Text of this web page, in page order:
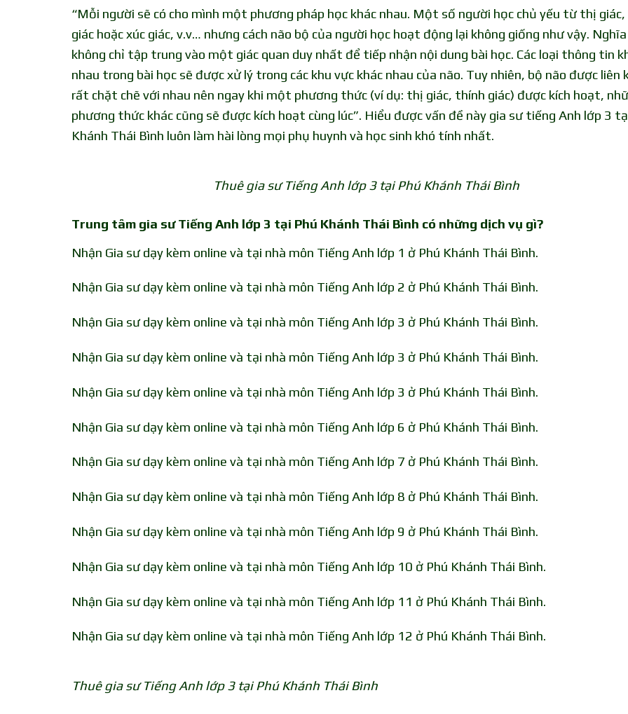
“Mỗi người sẽ có cho mình một phương pháp học khác nhau. Một số người học chủ yếu từ thị
giác hoặc xúc giác, v.v… nhưng cách não bộ của người học hoạt động lại không giống như vậy. Nghĩa
không chỉ tập trung vào một giác quan duy nhất để tiếp nhận nội dung bài học. Các loại thông tin
nhau trong bài học sẽ được xử lý trong các khu vực khác nhau của não. Tuy nhiên, bộ não được liên
rất chặt chẽ với nhau nên ngay khi một phương thức (ví dụ: thị giác, thính giác) được kích hoạt,
phương thức khác cũng sẽ được kích hoạt cùng lúc”. Hiểu được vấn đề này gia sư tiếng Anh lớp 3
Khánh Thái Bình luôn làm hài lòng mọi phụ huynh và học sinh khó tính nhất.
Thuê gia sư Tiếng Anh lớp 3 tại Phú Khánh Thái Bình
Trung tâm gia sư Tiếng Anh lớp 3 tại Phú Khánh Thái Bình có những dịch vụ gì?
Nhận Gia sư dạy kèm online và tại nhà môn Tiếng Anh lớp 1 ở Phú Khánh Thái Bình.
Nhận Gia sư dạy kèm online và tại nhà môn Tiếng Anh lớp 2 ở Phú Khánh Thái Bình.
Nhận Gia sư dạy kèm online và tại nhà môn Tiếng Anh lớp 3 ở Phú Khánh Thái Bình.
Nhận Gia sư dạy kèm online và tại nhà môn Tiếng Anh lớp 3 ở Phú Khánh Thái Bình.
Nhận Gia sư dạy kèm online và tại nhà môn Tiếng Anh lớp 3 ở Phú Khánh Thái Bình.
Nhận Gia sư dạy kèm online và tại nhà môn Tiếng Anh lớp 6 ở Phú Khánh Thái Bình.
Nhận Gia sư dạy kèm online và tại nhà môn Tiếng Anh lớp 7 ở Phú Khánh Thái Bình.
Nhận Gia sư dạy kèm online và tại nhà môn Tiếng Anh lớp 8 ở Phú Khánh Thái Bình.
Nhận Gia sư dạy kèm online và tại nhà môn Tiếng Anh lớp 9 ở Phú Khánh Thái Bình.
Nhận Gia sư dạy kèm online và tại nhà môn Tiếng Anh lớp 10 ở Phú Khánh Thái Bình.
Nhận Gia sư dạy kèm online và tại nhà môn Tiếng Anh lớp 11 ở Phú Khánh Thái Bình.
Nhận Gia sư dạy kèm online và tại nhà môn Tiếng Anh lớp 12 ở Phú Khánh Thái Bình.
Thuê gia sư Tiếng Anh lớp 3 tại Phú Khánh Thái Bình